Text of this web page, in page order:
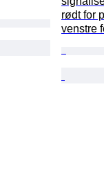
rødt for
venstre